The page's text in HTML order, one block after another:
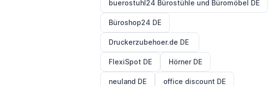
buerostuhl24 Bürostühle und Büromöbel DE
Büroshop24 DE
Druckerzubehoer.de DE
FlexiSpot DE Hörner DE
neuland DE office discount DE